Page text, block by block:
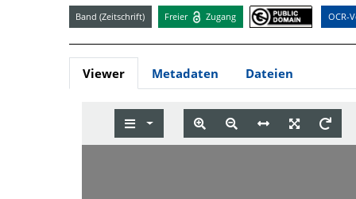
Band (Zeitschrift) Freier Zugang OCR-
Viewer Metadaten Dateien